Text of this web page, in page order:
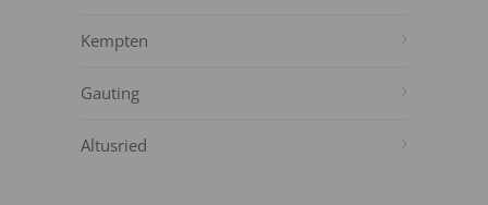
Kempten
Gauting
Altusried